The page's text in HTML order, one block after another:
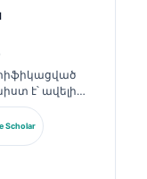
է՝ ավելի
կլինիկական
Kantesti AI-ի
նա ապահովում
ցանցի
Scholar